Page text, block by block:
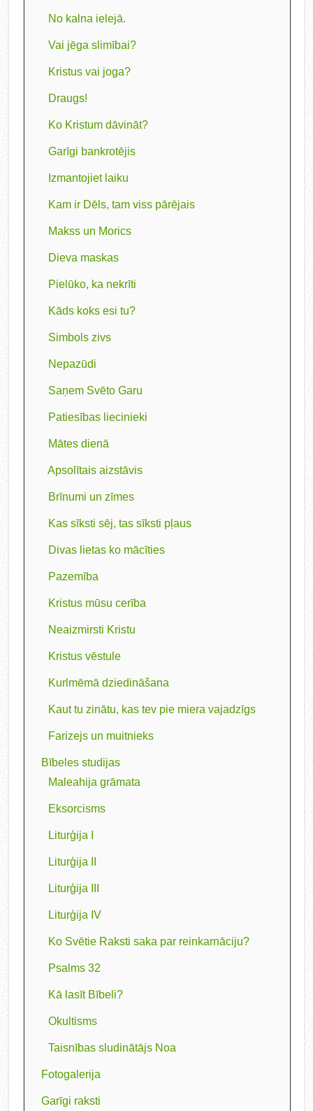
No kalna ielejā.
Vai jēga slimībai?
Kristus vai joga?
Draugs!
Ko Kristum dāvināt?
Garīgi bankrotējis
Izmantojiet laiku
Kam ir Dēls, tam viss pārējais
Makss un Morics
Dieva maskas
Pielūko, ka nekrīti
Kāds koks esi tu?
Simbols zivs
Nepazūdi
Saņem Svēto Garu
Patiesības liecinieki
Mātes dienā
Apsolītais aizstāvis
Brīnumi un zīmes
Kas sīksti sēj, tas sīksti pļaus
Divas lietas ko mācīties
Pazemība
Kristus mūsu cerība
Neaizmirsti Kristu
Kristus vēstule
Kurlmēmā dziedināšana
Kaut tu zinātu, kas tev pie miera vajadzīgs
Farizejs un muitnieks
Bībeles studijas
Maleahija grāmata
Eksorcisms
Liturģija I
Liturģija II
Liturģija III
Liturģija IV
Ko Svētie Raksti saka par reinkarnāciju?
Psalms 32
Kā lasīt Bībeli?
Okultisms
Taisnības sludinātājs Noa
Fotogalerija
Garīgi raksti